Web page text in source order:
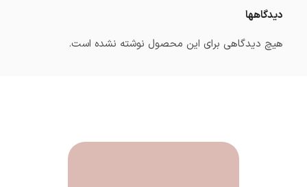
دیدگاهها
هیچ دیدگاهی برای این محصول نوشته نشده است.